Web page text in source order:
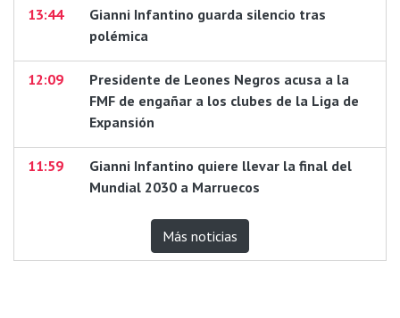
13:44
Gianni Infantino guarda silencio tras
polémica
12:09
Presidente de Leones Negros acusa a la
FMF de engañar a los clubes de la Liga de
Expansión
11:59
Gianni Infantino quiere llevar la final del
Mundial 2030 a Marruecos
Más noticias